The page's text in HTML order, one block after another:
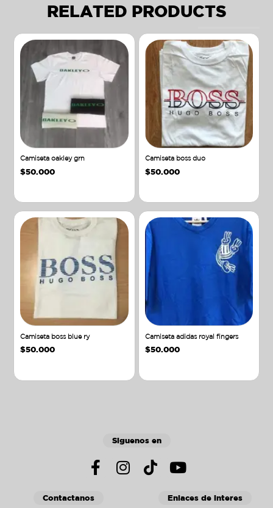
RELATED PRODUCTS
Camiseta oakley grn
$50.000
Camiseta boss duo
$50.000
Camiseta boss blue ry
$50.000
Camiseta adidas royal fingers
$50.000
Siguenos en
Contactanos Enlaces de interes